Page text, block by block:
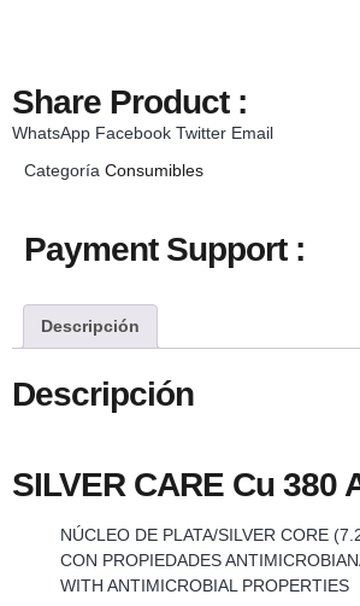
Share Product :
WhatsApp Facebook Twitter Email
Categoría Consumibles
Payment Support :
Descripción
Descripción
SILVER CARE Cu 380
NÚCLEO DE PLATA/SILVER CORE
CON PROPIEDADES
WITH ANTIMICROBIAL PROPERTIES